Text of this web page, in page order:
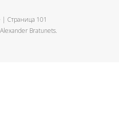
| Страница 101
Alexander Bratunets.